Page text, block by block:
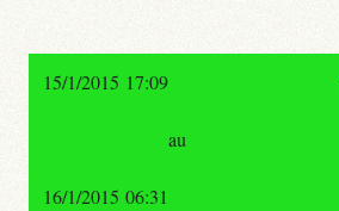
15/1/2015 17:09
au
16/1/2015 06:31